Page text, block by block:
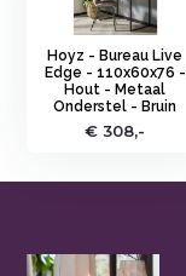
Hoyz - Bureau Live
Edge - 110x60x76 -
Hout - Metaal
Onderstel - Bruin
€ 308,-